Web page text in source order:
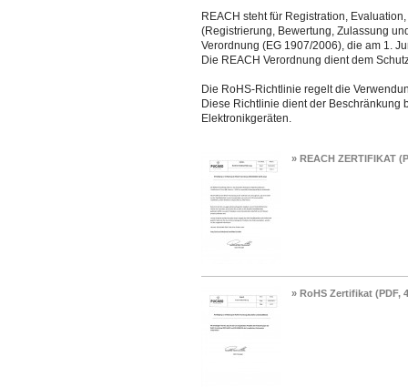
REACH steht für Registration,
(Registrierung, Bewertung, Zulassung
Verordnung (EG 1907/2006), die am 1.
Die REACH Verordnung dient dem
Die RoHS-Richtlinie regelt die
Diese Richtlinie dient der Beschränkung
Elektronikgeräten.
» REACH ZERTIFIKAT
» RoHS Zertifikat (PDF,